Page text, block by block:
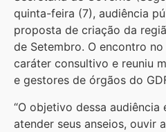
quinta-feira (7), audiência
proposta de criação da
de Setembro. O encontro
caráter consultivo e reuniu
e gestores de órgãos do
“O objetivo dessa audiência
atender seus anseios, ouvir